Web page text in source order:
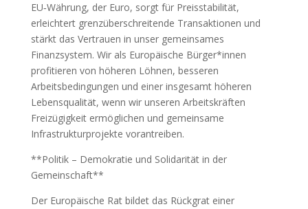
EU‑Währung, der Euro, sorgt für Preisstabilität,
erleichtert grenzüberschreitende Transaktionen und
stärkt das Vertrauen in unser gemeinsames
Finanzsystem. Wir als Europäische Bürger*innen
profitieren von höheren Löhnen, besseren
Arbeitsbedingungen und einer insgesamt höheren
Lebensqualität, wenn wir unseren Arbeitskräften
Freizügigkeit ermöglichen und gemeinsame
Infrastrukturprojekte vorantreiben.
**Politik – Demokratie und Solidarität in der
Gemeinschaft**
Der Europäische Rat bildet das Rückgrat einer